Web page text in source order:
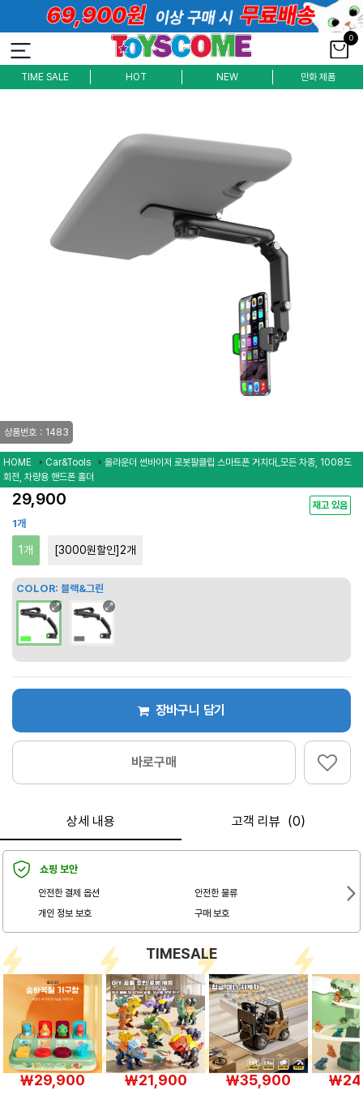
0
TIME SALE HOT NEW 만화 제품
상품번호：1483
HOME Car&Tools
올라운더 썬바이저 로봇팔클립 스마트폰 거치대_모든 차종, 1008도
회전, 차량용 핸드폰 홀더
29,900 재고 있음
1개
1개 [3000원할인]2개
COLOR: 블랙&그린
장바구니 담기
바로구매
상세 내용 고객 리뷰（0）
쇼핑 보안
안전한 결제 옵션
안전한 물류
개인 정보 보호
구매 보호
TIMESALE
￦29,900 ￦21,900 ￦35,900 ￦